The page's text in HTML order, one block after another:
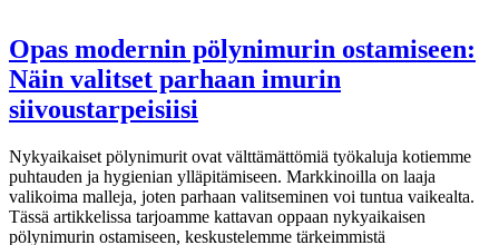
Opas modernin pölynimurin ostamiseen:
Näin valitset parhaan imurin
siivoustarpeisiisi
Nykyaikaiset pölynimurit ovat välttämättömiä työkaluja kotiemme
puhtauden ja hygienian ylläpitämiseen. Markkinoilla on laaja
valikoima malleja, joten parhaan valitseminen voi tuntua vaikealta.
Tässä artikkelissa tarjoamme kattavan oppaan nykyaikaisen
pölynimurin ostamiseen, keskustelemme tärkeimmistä